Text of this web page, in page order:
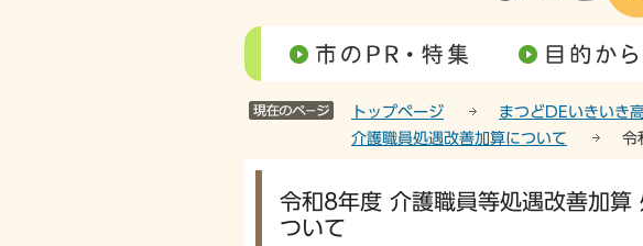
トップページ まつどDEいきいき
介護職員処遇改善加算について
令
令和8年度 介護職員等処遇改善加算
ついて